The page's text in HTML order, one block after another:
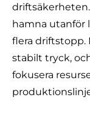
hamna utanför
flera driftstopp.
stabilt tryck,
fokusera